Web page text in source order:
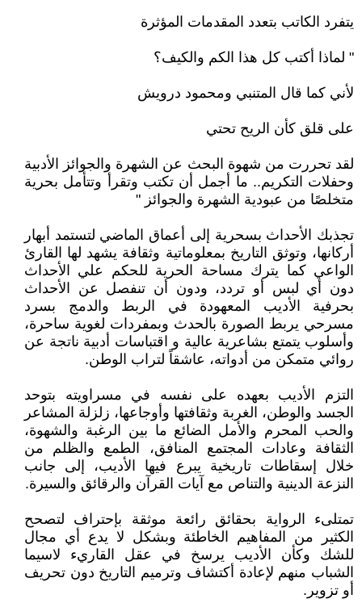
يتفرد الكاتب بتعدد المقدمات المؤثرة
" لماذا أكتب كل هذا الكم والكيف؟
لأني كما قال المتنبي ومحمود درويش
على قلق كأن الريح تحتي
لقد تحررت من شهوة البحث عن الشهرة والجوائز الأدبية
وحفلات التكريم.. ما أجمل أن تكتب وتقرأ وتتأمل بحرية
متخلصًا من عبودية الشهرة والجوائز "
تجذبك الأحداث بسحرية إلى أعماق الماضي لتستمد أبهار
أركانها، وتوثق التاريخ بمعلوماتية وثقافة يشهد لها القارئ
الواعي كما يترك مساحة الحرية للحكم علي الأحداث
دون أي لبس أو تردد، ودون أن تنفصل عن الأحداث
بحرفية الأديب المعهودة في الربط والدمج بسرد
مسرحي يربط الصورة بالحدث وبمفردات لغوية ساحرة،
وأسلوب يتمتع بشاعرية عالية و اقتباسات أدبية ناتجة عن
روائي متمكن من أدواته، عاشقاً لتراب الوطن.
التزم الأديب بعهده على نفسه في مسراويته بتوحد
الجسد والوطن، الغربة وثقافتها وأوجاعها، زلزلة المشاعر
والحب المحرم والأمل الضائع ما بين الرغبة والشهوة،
الثقافة وعادات المجتمع المنافق، الطمع والظلم من
خلال إسقاطات تاريخية يبرع فيها الأديب، إلى جانب
النزعة الدينية والتناص مع آيات القرآن والرقائق والسيرة.
تمتلىء الرواية بحقائق رائعة موثقة بإحتراف لتصحح
الكثير من المفاهيم الخاطئة وبشكل لا يدع أي مجال
للشك وكأن الأديب يرسخ في عقل القاريء لاسيما
الشباب منهم لإعادة أكتشاف وترميم التاريخ دون تحريف
أو تزوير.